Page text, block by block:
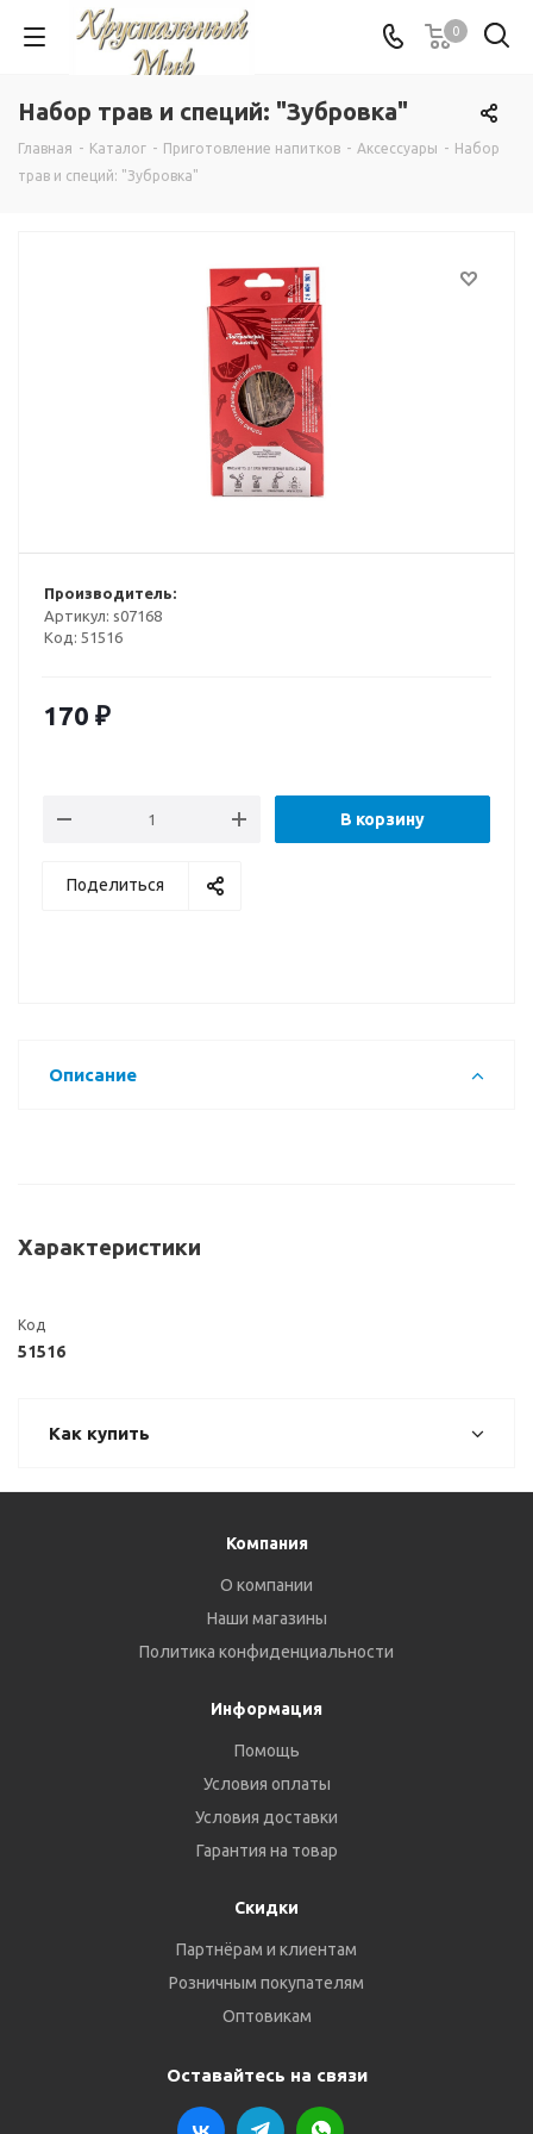
0
Набор трав и специй: "Зубровка"
Главная - Каталог - Приготовление напитков - Аксессуары - Набор
трав и специй: "Зубровка"
Производитель:
Артикул: s07168
Код: 51516
170 ₽
В корзину
Поделиться
Описание
Характеристики
Код
51516
Как купить
Компания
О компании
Наши магазины
Политика конфиденциальности
Информация
Помощь
Условия оплаты
Условия доставки
Гарантия на товар
Скидки
Партнёрам и клиентам
Розничным покупателям
Оптовикам
Оставайтесь на связи